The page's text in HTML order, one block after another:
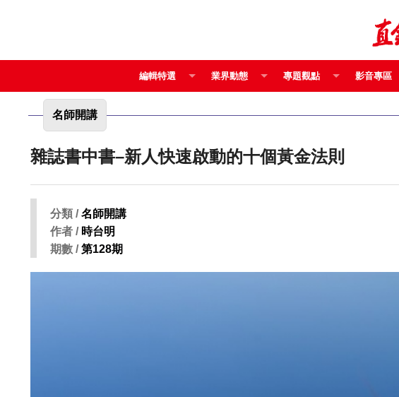
編輯特選 業界動態 專題觀點 影音專區
名師開講
雜誌書中書–新人快速啟動的十個黃金法則
分類 /名師開講
作者 / 時台明
期數 /第128期